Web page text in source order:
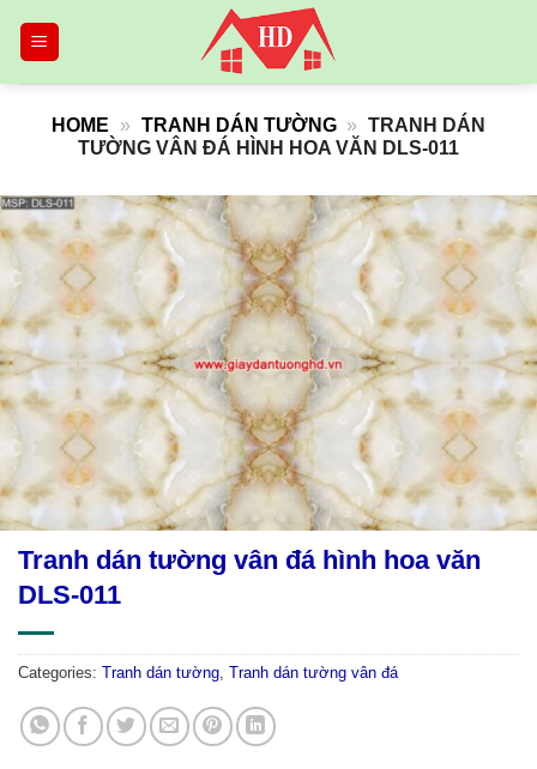
HOME » TRANH DÁN TƯỜNG » TRANH DÁN
TƯỜNG VÂN ĐÁ HÌNH HOA VĂN DLS-011
Tranh dán tường vân đá hình hoa văn
DLS-011
Categories: Tranh dán tường, Tranh dán tường vân đá